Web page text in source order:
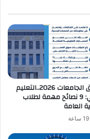
تنسيق الجامعات 2026..التعليم
العالي: 9 نصائح مهمة لطلاب
العامة